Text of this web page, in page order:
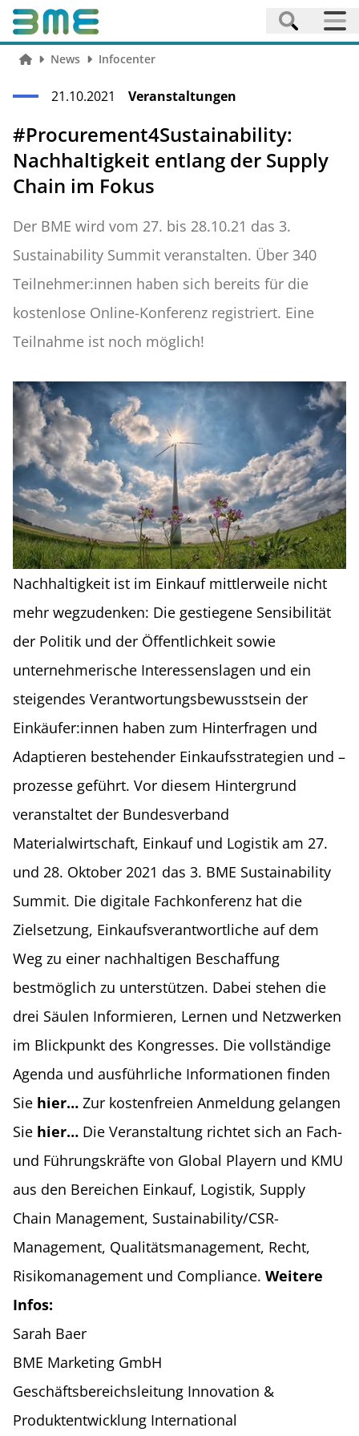
News Infocenter
21.10.2021 Veranstaltungen
#Procurement4Sustainability:
Nachhaltigkeit entlang der Supply
Chain im Fokus
Der BME wird vom 27. bis 28.10.21 das 3.
Sustainability Summit veranstalten. Über 340
Teilnehmer:innen haben sich bereits für die
kostenlose Online-Konferenz registriert. Eine
Teilnahme ist noch möglich!
Nachhaltigkeit ist im Einkauf mittlerweile nicht
mehr wegzudenken: Die gestiegene Sensibilität
der Politik und der Öffentlichkeit sowie
unternehmerische Interessenslagen und ein
steigendes Verantwortungsbewusstsein der
Einkäufer:innen haben zum Hinterfragen und
Adaptieren bestehender Einkaufsstrategien und –
prozesse geführt. Vor diesem Hintergrund
veranstaltet der Bundesverband
Materialwirtschaft, Einkauf und Logistik am 27.
und 28. Oktober 2021 das 3. BME Sustainability
Summit. Die digitale Fachkonferenz hat die
Zielsetzung, Einkaufsverantwortliche auf dem
Weg zu einer nachhaltigen Beschaffung
bestmöglich zu unterstützen. Dabei stehen die
drei Säulen Informieren, Lernen und Netzwerken
im Blickpunkt des Kongresses. Die vollständige
Agenda und ausführliche Informationen finden
Sie hier… Zur kostenfreien Anmeldung gelangen
Sie hier… Die Veranstaltung richtet sich an Fach-
und Führungskräfte von Global Playern und KMU
aus den Bereichen Einkauf, Logistik, Supply
Chain Management, Sustainability/CSR-
Management, Qualitätsmanagement, Recht,
Risikomanagement und Compliance. Weitere
Infos:
Sarah Baer
BME Marketing GmbH
Geschäftsbereichsleitung Innovation &
Produktentwicklung International